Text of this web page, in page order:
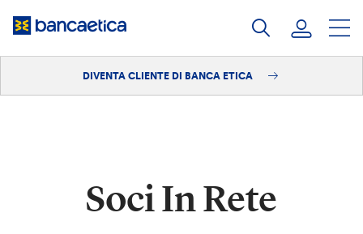
DIVENTA CLIENTE DI BANCA ETICA
Soci In Rete